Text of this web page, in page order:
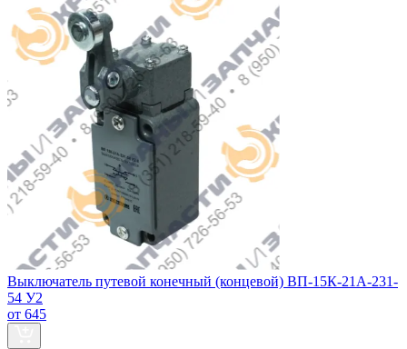
Выключатель путевой конечный (концевой) ВП-15К-21А-231-
54 У2
от 645